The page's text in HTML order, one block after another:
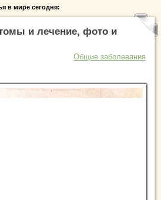
в мире сегодня:
и лечение, фото и
Общие заболевания